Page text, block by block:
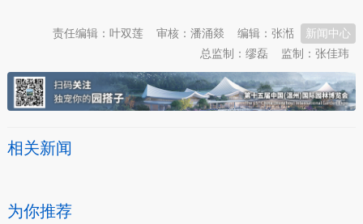
新闻中心
编辑：张湉
审核：潘涌燚
责任编辑：叶双莲
监制：张佳玮
总监制：缪磊
相关新闻
为你推荐